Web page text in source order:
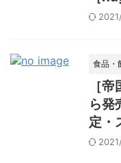
食品・
［
ら
定・